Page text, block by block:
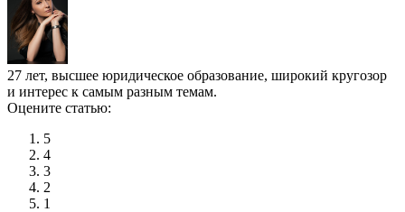
27 лет, высшее юридическое образование, широкий кругозор
и интерес к самым разным темам.
Оцените статью:
5
4
3
2
1